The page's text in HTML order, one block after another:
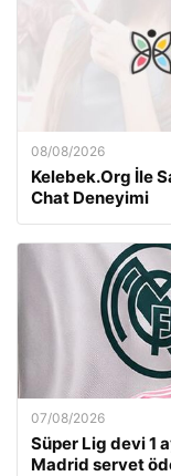
08/08/2026
Kelebek.Org İle
Chat Deneyimi
07/08/2026
Süper Lig devi 1
Madrid servet